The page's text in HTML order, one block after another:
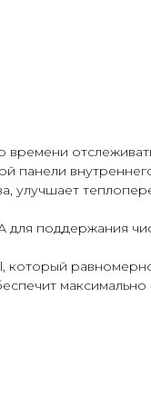
панели
улучшает
для поддержания
который